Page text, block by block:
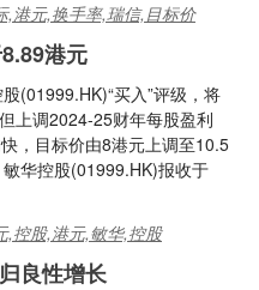
,港元,换手率,瑞信,目标价
港元
(01999.HK)“买入”评级，将
上调2024-25财年每股盈利
，目标价由8港元上调至10.5
华控股(01999.HK)报收于
,控股,港元,敏华,控股
良性增长